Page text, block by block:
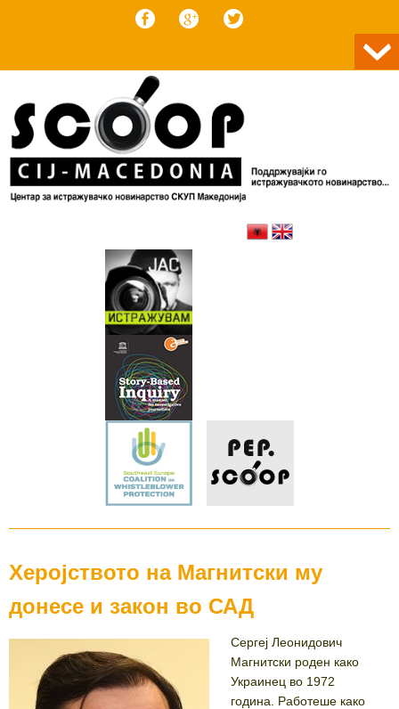
Херојството на Магнитски му
донесе и закон во САД
Сергеј Леонидович
Магнитски роден како
Украинец во 1972
година. Работеше како